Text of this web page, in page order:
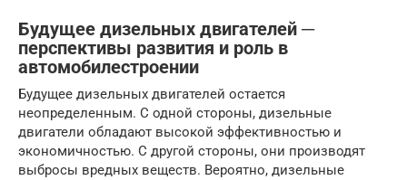
Будущее дизельных двигателей ─
перспективы развития и роль в
автомобилестроении
Будущее дизельных двигателей остается
неопределенным. С одной стороны, дизельные
двигатели обладают высокой эффективностью и
экономичностью. С другой стороны, они производят
выбросы вредных веществ. Вероятно, дизельные